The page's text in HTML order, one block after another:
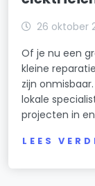
26 oktober
Of je nu een
kleine
zijn
lokale
projecten in
LEES